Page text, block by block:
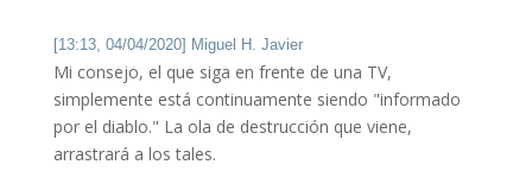
[13:13, 04/04/2020] Miguel H. Javier
Mi consejo, el que siga en frente de una TV,
simplemente está continuamente siendo "informado
por el diablo." La ola de destrucción que viene,
arrastrará a los tales.